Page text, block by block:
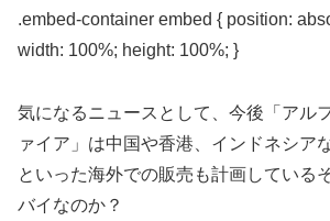
.embed-container embed { position:
width: 100%; height: 100%; }
気になるニュースとして、今後「アル
ァイア」は中国や香港、インドネシア
といった海外での販売も計画している
バイなのか？